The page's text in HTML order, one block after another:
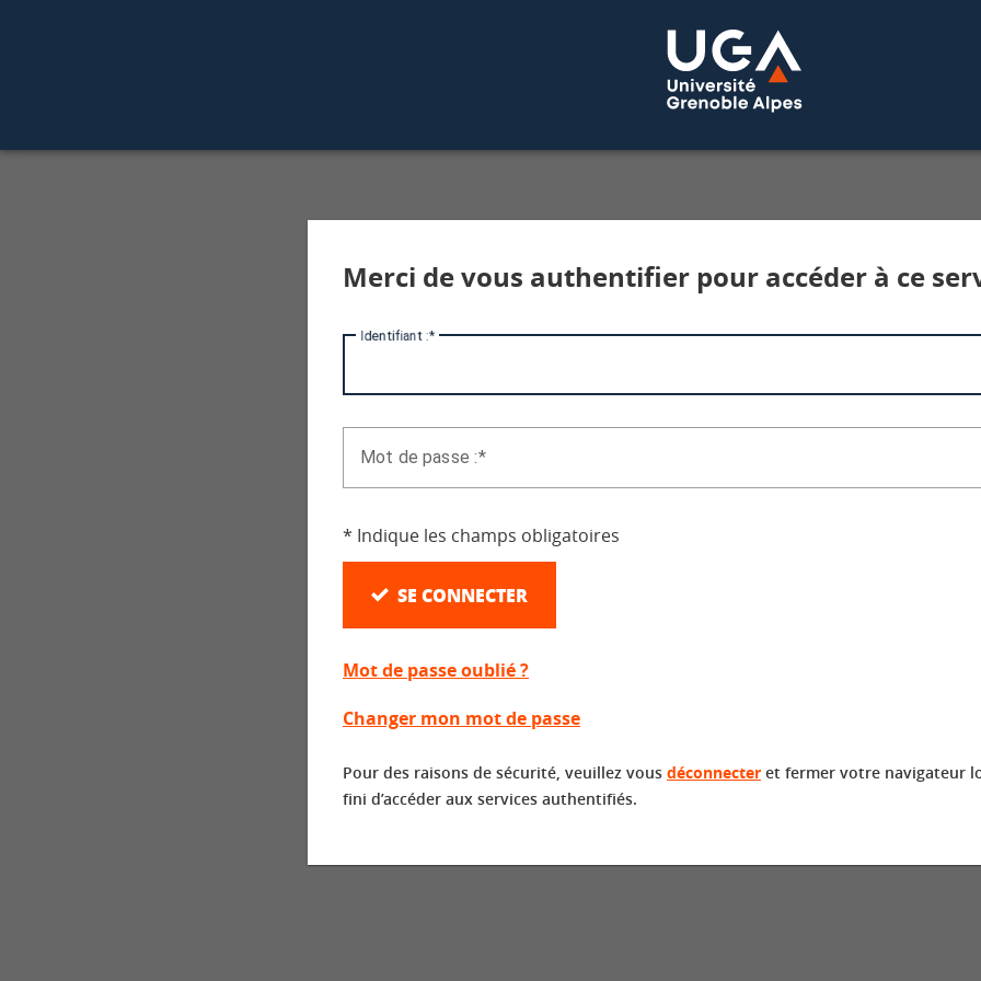
Service d'authentification aux services
Merci de vous authentifier pour accéder à ce
Identifiant :
Mot de passe :
* Indique les champs obligatoires
SE CONNECTER
Mot de passe oublié ?
Changer mon mot de passe
Pour des raisons de sécurité, veuillez vous déconnecter et fermer votre navigateur
fini d’accéder aux services authentifiés.